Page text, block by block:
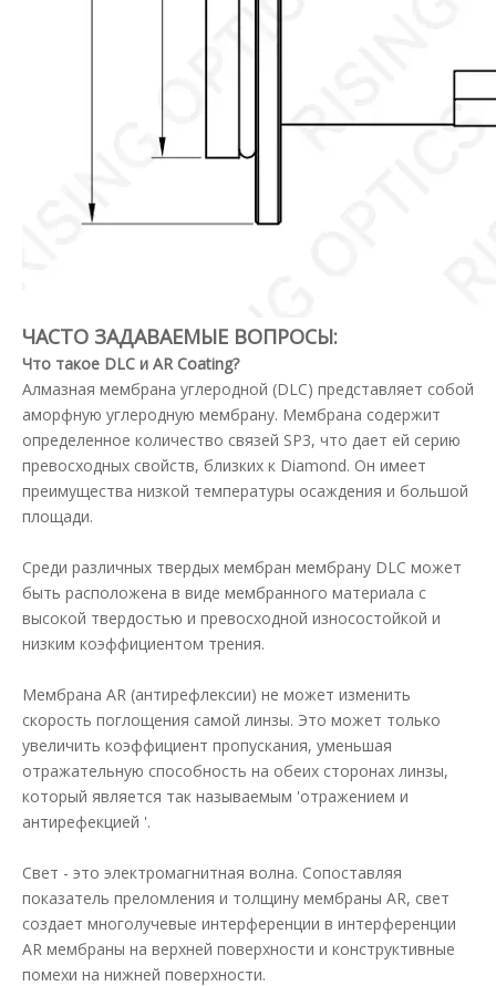
ЧАСТО ЗАДАВАЕМЫЕ ВОПРОСЫ:
Что такое DLC и AR Coating?
Алмазная мембрана углеродной (DLC) представляет собой
аморфную углеродную мембрану. Мембрана содержит
определенное количество связей SP3, что дает ей серию
превосходных свойств, близких к Diamond. Он имеет
преимущества низкой температуры осаждения и большой
площади.
Среди различных твердых мембран мембрану DLC может
быть расположена в виде мембранного материала с
высокой твердостью и превосходной износостойкой и
низким коэффициентом трения.
Мембрана AR (антирефлексии) не может изменить
скорость поглощения самой линзы. Это может только
увеличить коэффициент пропускания, уменьшая
отражательную способность на обеих сторонах линзы,
который является так называемым 'отражением и
антирефекцией '.
Свет - это электромагнитная волна. Сопоставляя
показатель преломления и толщину мембраны AR, свет
создает многолучевые интерференции в интерференции
AR мембраны на верхней поверхности и конструктивные
помехи на нижней поверхности.